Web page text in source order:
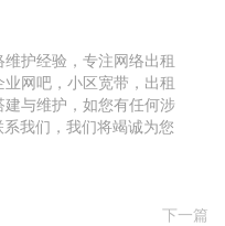
护经验，专注网络出租
网吧，小区宽带，出租
与维护，如您有任何涉
系我们，我们将竭诚为您
下一篇